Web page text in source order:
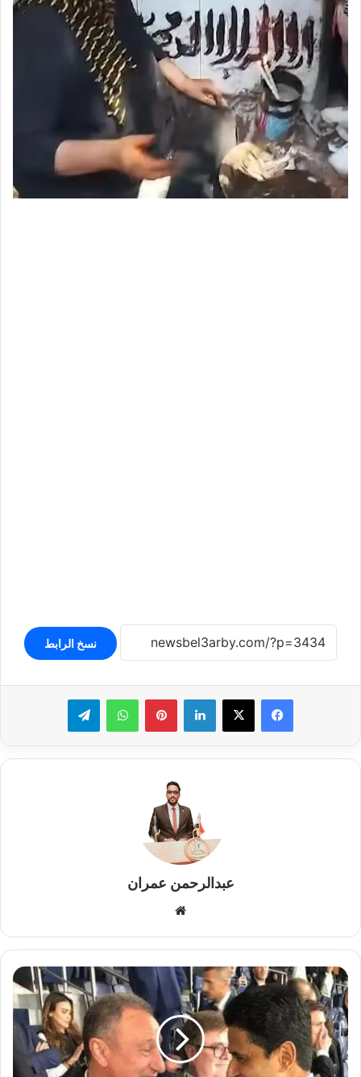
نسخ الرابط
لينكدإن بينتيريستواتساب تيلقرام
عبدالرحمن عمران
الخليفي
يهنئ
الأهلي
بالمونديال..
ويدعو
الخطيب